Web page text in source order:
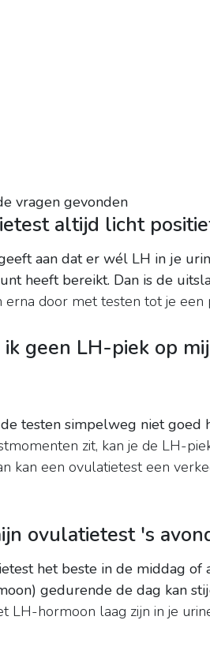
vragen gevonden
altijd licht
aan dat er wél LH in je
heeft bereikt. Dan is de
erna door met testen tot je een
geen LH-piek op
testen simpelweg niet goed
zit, kan je de LH-
kan een ovulatietest een
ovulatietest 's
het beste in de middag of
gedurende de dag kan
LH-hormoon laag zijn in je